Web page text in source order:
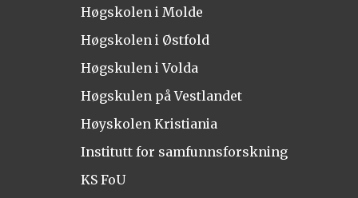
Høgskolen i Molde
Høgskolen i Østfold
Høgskulen i Volda
Høgskulen på Vestlandet
Høyskolen Kristiania
Institutt for samfunnsforskning
KS FoU